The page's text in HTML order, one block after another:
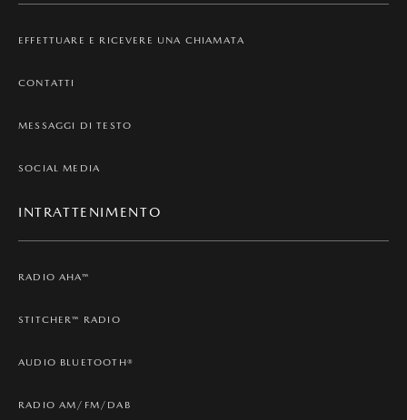
EFFETTUARE E RICEVERE UNA CHIAMATA
CONTATTI
MESSAGGI DI TESTO
SOCIAL MEDIA
INTRATTENIMENTO
RADIO AHA™
STITCHER™ RADIO
AUDIO BLUETOOTH®
RADIO AM/FM/DAB